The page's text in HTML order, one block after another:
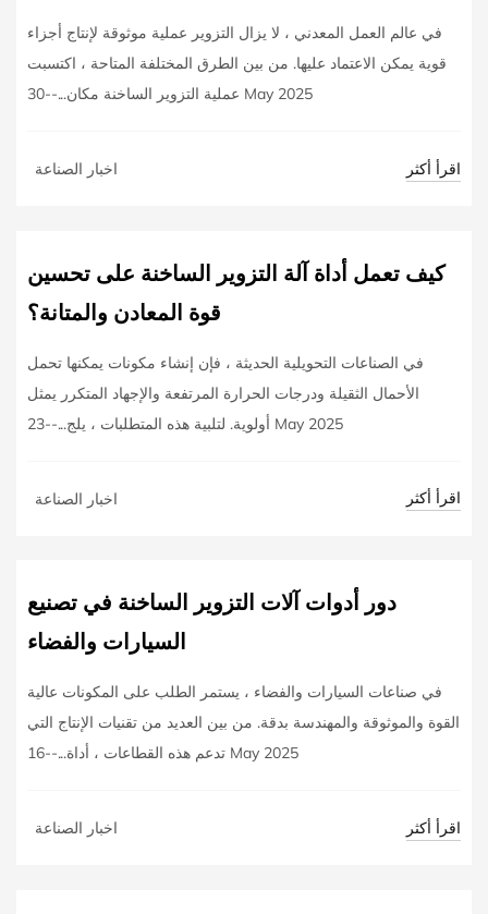
في عالم العمل المعدني ، لا يزال التزوير عملية موثوقة لإنتاج أجزاء
قوية يمكن الاعتماد عليها. من بين الطرق المختلفة المتاحة ، اكتسبت
عملية التزوير الساخنة مكان...--30 May 2025
اخبار الصناعة اقرأ أكثر
كيف تعمل أداة آلة التزوير الساخنة على تحسين
قوة المعادن والمتانة؟
في الصناعات التحويلية الحديثة ، فإن إنشاء مكونات يمكنها تحمل
الأحمال الثقيلة ودرجات الحرارة المرتفعة والإجهاد المتكرر يمثل
أولوية. لتلبية هذه المتطلبات ، يلج...--23 May 2025
اخبار الصناعة اقرأ أكثر
دور أدوات آلات التزوير الساخنة في تصنيع
السيارات والفضاء
في صناعات السيارات والفضاء ، يستمر الطلب على المكونات عالية
القوة والموثوقة والمهندسة بدقة. من بين العديد من تقنيات الإنتاج التي
تدعم هذه القطاعات ، أداة...--16 May 2025
اخبار الصناعة اقرأ أكثر